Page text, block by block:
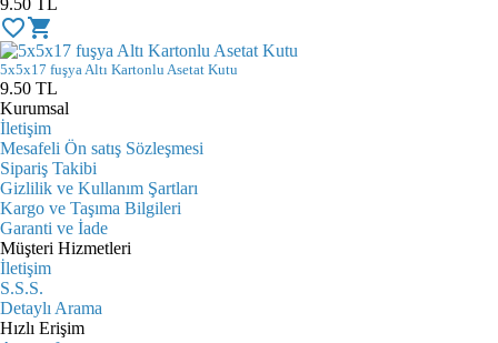
9.50 TL
favorite_bordershopping_cart
5x5x17 fuşya Altı Kartonlu Asetat Kutu
9.50 TL
Kurumsal
İletişim
Mesafeli Ön satış Sözleşmesi
Sipariş Takibi
Gizlilik ve Kullanım Şartları
Kargo ve Taşıma Bilgileri
Garanti ve İade
Müşteri Hizmetleri
İletişim
S.S.S.
Detaylı Arama
Hızlı Erişim